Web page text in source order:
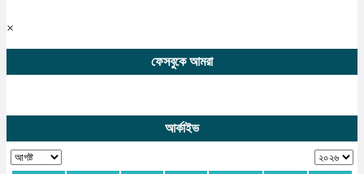
×
ফেসবুকে আমরা
আর্কাইভ